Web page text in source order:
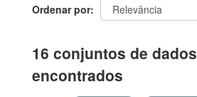
Ordenar por
16 conjuntos de dados
encontrados